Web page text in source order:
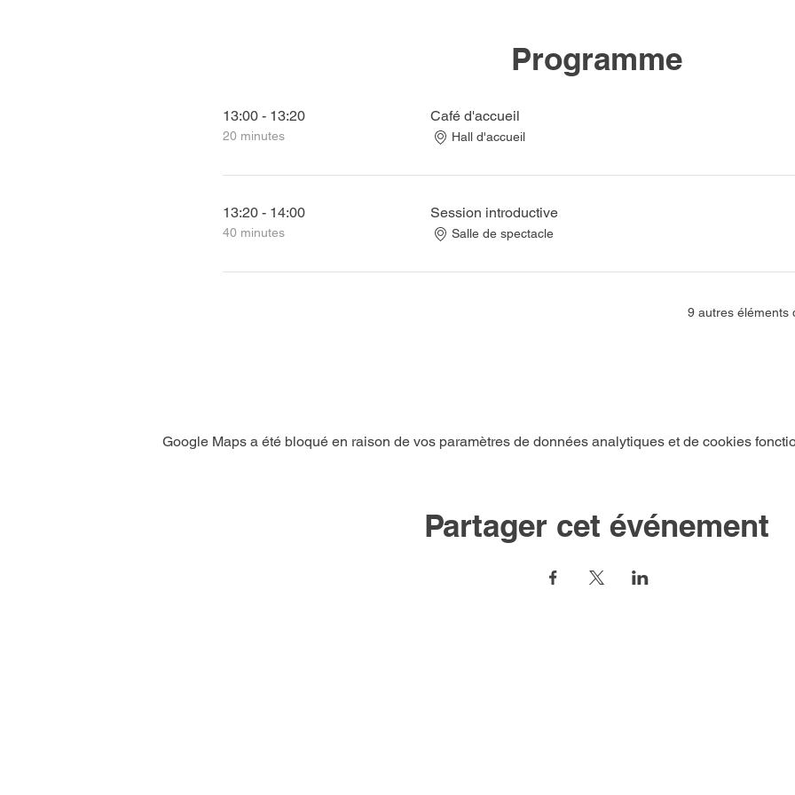
Programme
13:00 - 13:20
20 minutes
Café d'accueil
Hall d'accueil
13:20 - 14:00
40 minutes
Session introductive
Salle de spectacle
9 autres éléments
Google Maps a été bloqué en raison de vos paramètres de données analytiques et de cookies
Partager cet événement